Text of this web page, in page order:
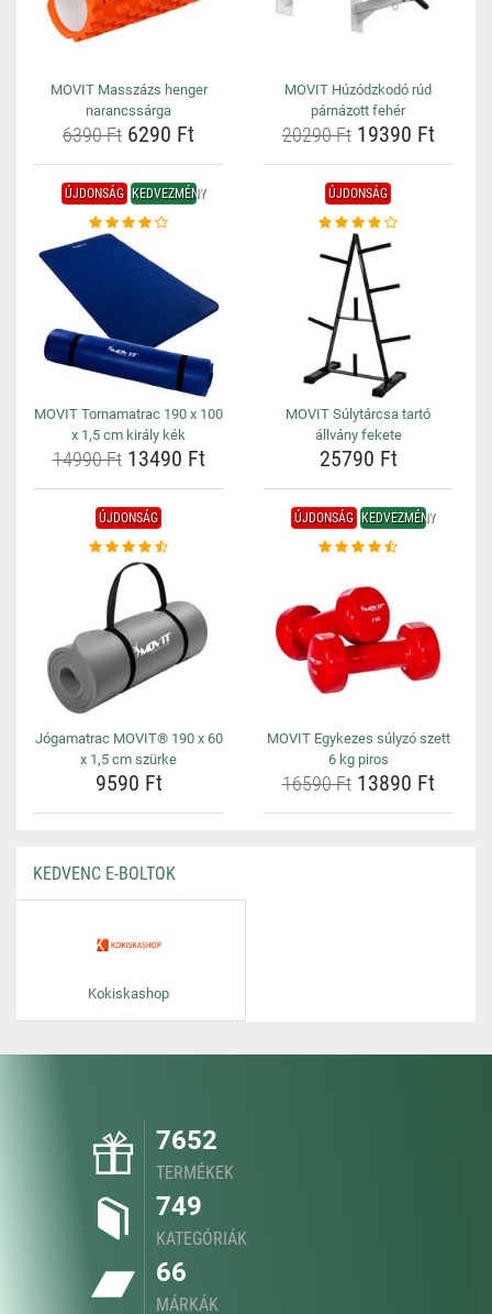
MOVIT Masszázs henger
narancssárga
6390 Ft 6290 Ft
MOVIT Húzódzkodó rúd
párnázott fehér
20290 Ft19390 Ft
ÚJDONSÁG KEDVEZMÉNY
MOVIT Tornamatrac 190 x 100
x 1,5 cm király kék
14990 Ft13490 Ft
ÚJDONSÁG
MOVIT Súlytárcsa tartó
állvány fekete
25790 Ft
ÚJDONSÁG
Jógamatrac MOVIT® 190 x 60
x 1,5 cm szürke
9590 Ft
ÚJDONSÁG KEDVEZMÉNY
MOVIT Egykezes súlyzó szett
6 kg piros
16590 Ft13890 Ft
KEDVENC E-BOLTOK
Kokiskashop
7652
TERMÉKEK
749
KATEGÓRIÁK
66
MÁRKÁK